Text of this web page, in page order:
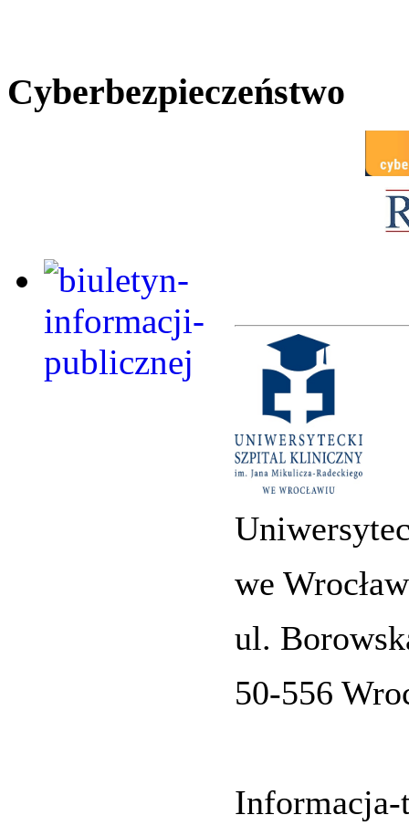
Cyberbezpieczeństwo
we
ul.
50-556
Informacja-